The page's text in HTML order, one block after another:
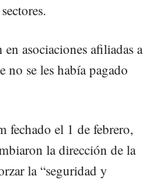
asociaciones afiliadas a
no se les había pagado
fechado el 1 de febrero,
la dirección de la
la “seguridad y